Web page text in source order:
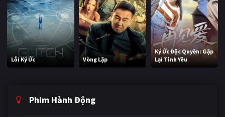
Lỗi Ký Ức Vòng Lặp
Ký Ức Độc Quyền: Gặp
Lại Tình Yêu
Phim Hành Động